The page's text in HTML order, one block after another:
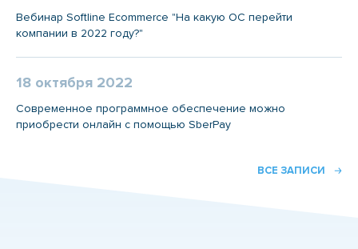
Вебинар Softline Ecommerce "На какую ОС перейти
компании в 2022 году?"
18 октября 2022
Современное программное обеспечение можно
приобрести онлайн с помощью SberPay
ВСЕ ЗАПИСИ